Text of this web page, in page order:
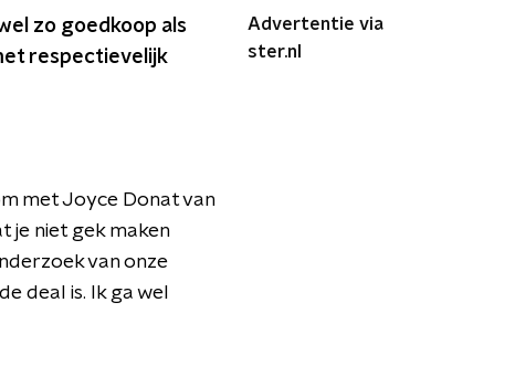
zo goedkoop als
respectievelijk
met Joyce Donat van
je niet gek maken
van onze
deal is. Ik ga wel
Advertentie via
ster.nl